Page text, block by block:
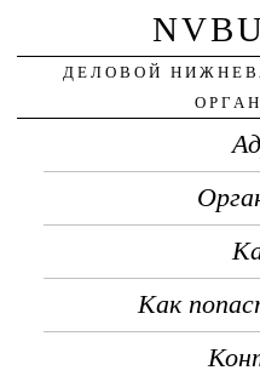
ДЕЛОВОЙ
Как